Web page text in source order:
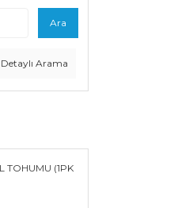
Ara
Detaylı Arama